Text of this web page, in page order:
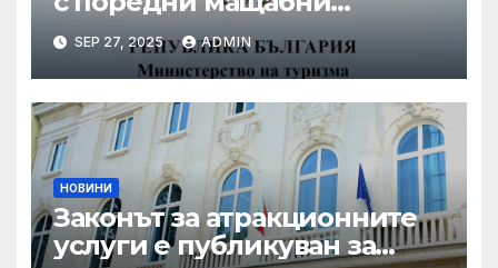
координирани проверки
през летния сезон
SEP 27, 2025 ADMIN
НОВИНИ
Законът за атракционните
услуги е публикуван за